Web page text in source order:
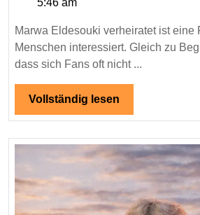
–
Was
über
ihr
Privatleben
wirklich
bekannt
ist
5:46 am
Marwa Eldesouki verheiratet ist eine
Menschen interessiert. Gleich zu
dass sich Fans oft nicht ...
Vollständig lesen
lesen